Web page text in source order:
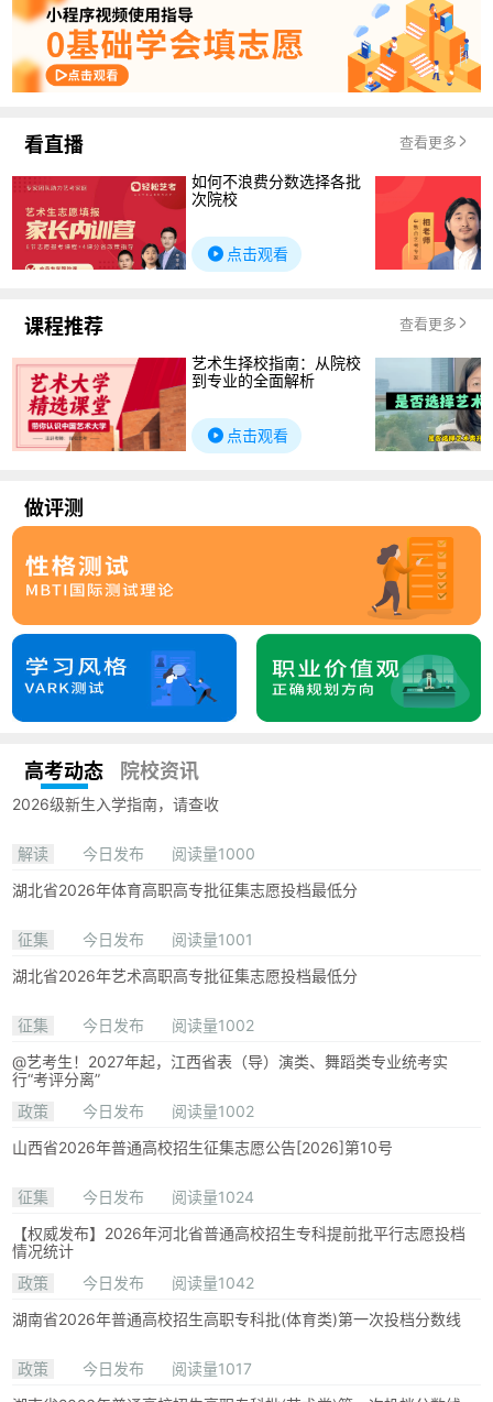
看直播 查看更多
如何不浪费分数选择各批
次院校
点击观看
课程推荐 查看更多
艺术生择校指南：从院校
到专业的全面解析
点击观看
做评测
高考动态 院校资讯
2026级新生入学指南，请查收
解读 今日发布
阅读量1000
湖北省2026年体育高职高专批征集志愿投档最低分
征集 今日发布
阅读量1001
湖北省2026年艺术高职高专批征集志愿投档最低分
征集 今日发布
阅读量1002
@艺考生！2027年起，江西省表（导）演类、舞蹈类专业统考实
行“考评分离”
政策
今日发布
阅读量1002
山西省2026年普通高校招生征集志愿公告[2026]第10号
征集 今日发布
阅读量1024
【权威发布】2026年河北省普通高校招生专科提前批平行志愿投档
情况统计
政策
今日发布
阅读量1042
湖南省2026年普通高校招生高职专科批(体育类)第一次投档分数线
政策 今日发布
阅读量1017